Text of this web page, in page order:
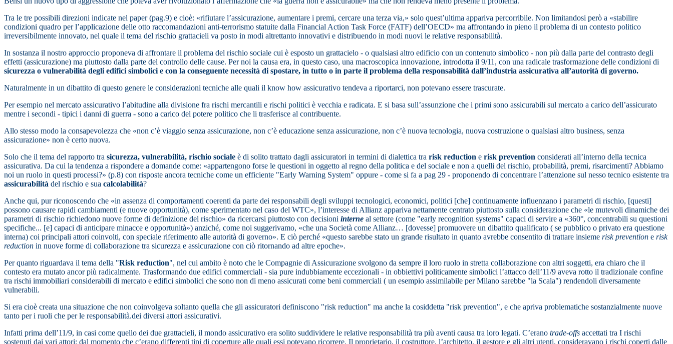
Tra le tre possibili direzioni indicate nel paper (pag.9) e cioè: «rifiutare l’assicurazione, aumentare i premi, cercare una terza via,» solo quest’ultima appariva percorribile. Non limitandosi però a «stabilire
condizioni quadro per l’applicazione delle otto raccomandazioni anti-terrorismo statuite dalla Financial Action Task Force (FATF) dell’OECD» ma affrontando in pieno il problema di un contesto politico
irreversibilmente innovato, nel quale il tema del rischio grattacieli va posto in modi altrettanto innovativi e distribuendo in modi nuovi le relative responsabilità.
In sostanza il nostro approccio proponeva di affrontare il problema del rischio sociale cui è esposto un grattacielo - o qualsiasi altro edificio con un contenuto simbolico - non più dalla parte del contrasto degli
effetti (assicurazione) ma piuttosto dalla parte del controllo delle cause. Per noi la causa era, in questo caso, una macroscopica innovazione, introdotta il 9/11, con una radicale trasformazione delle condizioni di
sicurezza o vulnerabilità degli edifici simbolici e con la conseguente necessità di spostare, in tutto o in parte il problema della responsabilità dall’industria assicurativa all’autorità di governo.
Naturalmente in un dibattito di questo genere le considerazioni tecniche alle quali il know how assicurativo tendeva a riportarci, non potevano essere trascurate.
Per esempio nel mercato assicurativo l’abitudine alla divisione fra rischi mercantili e rischi politici è vecchia e radicata. E si basa sull’assunzione che i primi sono assicurabili sul mercato a carico dell’assicurato
mentre i secondi - tipici i danni di guerra - sono a carico del potere politico che li trasferisce al contribuente.
Allo stesso modo la consapevolezza che «non c’è viaggio senza assicurazione, non c’è educazione senza assicurazione, non c’è nuova tecnologia, nuova costruzione o qualsiasi altro business, senza
assicurazione» non è certo nuova.
Solo che il tema del rapporto tra sicurezza, vulnerabilità, rischio sociale è di solito trattato dagli assicuratori in termini di dialettica tra risk reduction e risk prevention considerati all’interno della tecnica
assicurativa. Da cui la tendenza a rispondere a domande come: «appartengono forse le questioni in oggetto al regno della politica e del sociale e non a quelli del rischio, probabilità, premi, risarcimenti? Abbiamo
noi un ruolo in questi processi?» (p.8) con risposte ancora tecniche come un efficiente "Early Warning System" oppure - come si fa a pag 29 - proponendo di concentrare l’attenzione sul nesso tecnico esistente tra
assicurabilità del rischio e sua calcolabilità?
Anche qui, pur riconoscendo che «in assenza di comportamenti coerenti da parte dei responsabili degli sviluppi tecnologici, economici, politici [che] continuamente influenzano i parametri di rischio, [questi]
possono causare rapidi cambiamenti (e nuove opportunità), come sperimentato nel caso del WTC», l’interesse di Allianz appariva nettamente centrato piuttosto sulla considerazione che «le mutevoli dinamiche dei
parametri di rischio richiedono nuove forme di definizione del rischio» da ricercarsi piuttosto con decisioni interne al settore (come "early recognition systems" capaci di servire a «360°, concentrabili su questioni
specifiche... [e] capaci di anticipare minacce e opportunità») anziché, come noi suggerivamo, «che una Società come Allianz… [dovesse] promuovere un dibattito qualificato ( se pubblico o privato era questione
interna) coi principali attori coinvolti, con speciale riferimento alle autorità di governo». E ciò perché «questo sarebbe stato un grande risultato in quanto avrebbe consentito di trattare insieme risk prevention e risk
reduction in nuove forme di collaborazione tra sicurezza e assicurazione con ciò ritornando ad altre epoche».
Per quanto riguardava il tema della "Risk reduction", nel cui ambito è noto che le Compagnie di Assicurazione svolgono da sempre il loro ruolo in stretta collaborazione con altri soggetti, era chiaro che il
contesto era mutato ancor più radicalmente. Trasformando due edifici commerciali - sia pure indubbiamente eccezionali - in obbiettivi politicamente simbolici l’attacco dell’11/9 aveva rotto il tradizionale confine
tra rischi immobiliari considerabili di mercato e edifici simbolici che sono non di meno assicurati come beni commerciali ( un esempio assimilabile per Milano sarebbe "la Scala") rendendoli diversamente
vulnerabili.
Si era cioè creata una situazione che non coinvolgeva soltanto quella che gli assicuratori definiscono "risk reduction" ma anche la cosiddetta "risk prevention", e che apriva problematiche sostanzialmente nuove
tanto per i ruoli che per le responsabilità.dei diversi attori assicurativi.
Infatti prima dell’11/9, in casi come quello dei due grattacieli, il mondo assicurativo era solito suddividere le relative responsabilità tra più aventi causa tra loro legati. C’erano trade-offs accettati tra I rischi
sostenuti dai vari attori: dal momento che c’erano differenti tipi di coperture alle quali essi potevano ricorrere. Il proprietario, il costruttore, l’architetto, il gestore e gli altri utenti, consideravano i rischi coperti dalle